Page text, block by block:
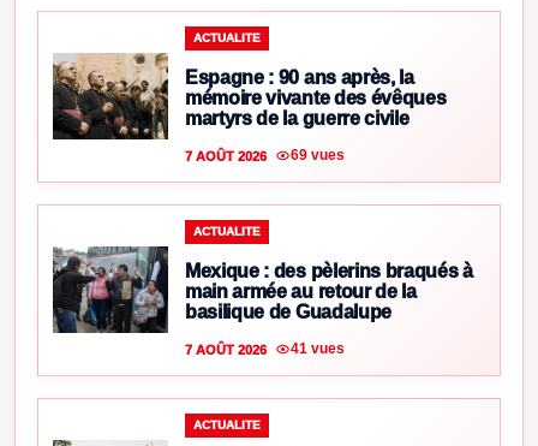
ACTUALITE
Espagne : 90 ans après, la
mémoire vivante des évêques
martyrs de la guerre civile
7 AOÛT 2026 69 vues
ACTUALITE
Mexique : des pèlerins braqués à
main armée au retour de la
basilique de Guadalupe
7 AOÛT 2026 41 vues
ACTUALITE